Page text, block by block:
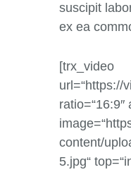
suscipit
ex ea
[trx_video
url=“https://
ratio=“16:9″
content/
5.jpg“